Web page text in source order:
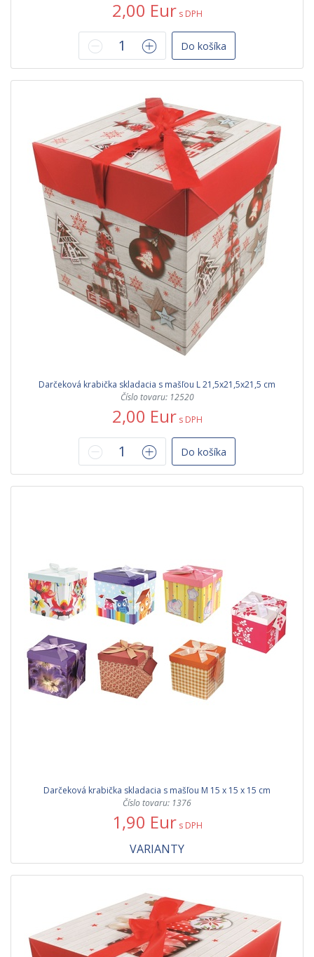
2,00 Eur s DPH
Do košíka
Darčeková krabička skladacia s mašľou L 21,5x21,5x21,5 cm
Číslo tovaru: 12520
2,00 Eur s DPH
Do košíka
Darčeková krabička skladacia s mašľou M 15 x 15 x 15 cm
Číslo tovaru: 1376
1,90 Eur s DPH
VARIANTY